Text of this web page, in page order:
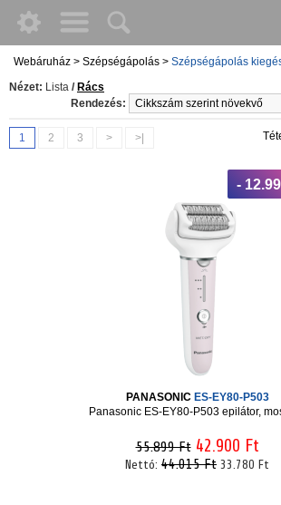
Webáruház > Szépségápolás > Szépségápolás
Nézet: Lista / Rács
Rendezés:
1 2 3 > >|
-
PANASONIC ES-EY80-P503
Panasonic ES-EY80-P503 epilátor,
55.899 Ft 42.900 Ft
Nettó: 44.015 Ft 33.780 Ft